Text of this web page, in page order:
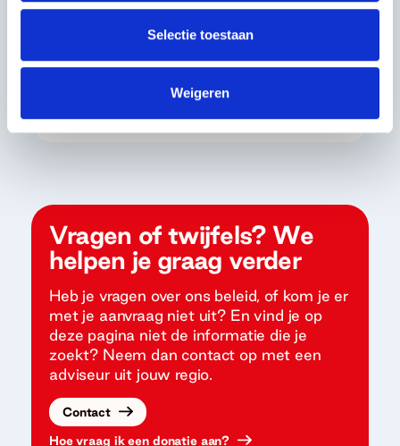
Selectie toestaan
Weigeren
Bij aanvragen boven
€10.000: statuten,
jaarverslag en
jaarrekening
Vragen of twijfels? We
helpen je graag verder
Heb je vragen over ons beleid, of kom je er
met je aanvraag niet uit? En vind je op
deze pagina niet de informatie die je
zoekt? Neem dan contact op met een
adviseur uit jouw regio.
Contact
Hoe vraag ik een donatie aan?